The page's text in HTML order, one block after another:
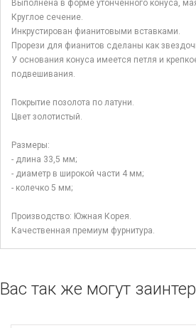
Выполнена в форме утонченного конуса,
Круглое сечение.
Инкрустирован фианитовыми вставками.
Прорези для фианитов сделаны как
У основания конуса имеется петля и
подвешивания.
Покрытие позолота по латуни.
Цвет золотистый.
Размеры:
- длина 33,5 мм;
- диаметр в широкой части 4 мм;
- колечко 5 мм;
Производство: Южная Корея.
Качественная премиум фурнитура.
Вас так же могут